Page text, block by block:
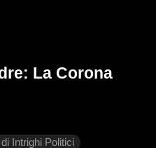
La Corona
Intrighi Politici